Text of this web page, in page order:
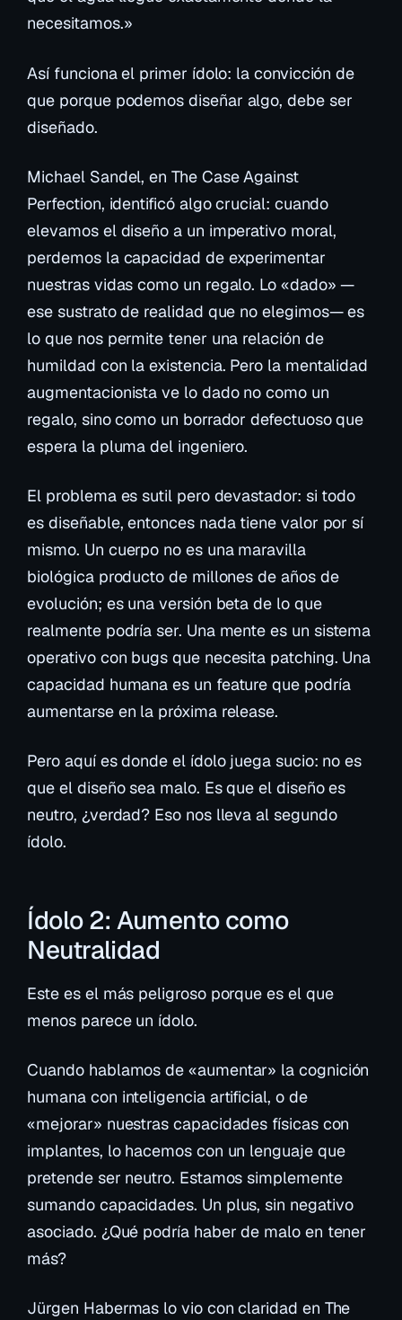
necesitamos.»
Así funciona el primer ídolo: la convicción de
que porque podemos diseñar algo, debe ser
diseñado.
Michael Sandel, enThe Case Against
Perfection, identificó algo crucial: cuando
elevamos el diseño a un imperativo moral,
perdemos la capacidad de experimentar
nuestras vidas como un regalo. Lo «dado» —
ese sustrato de realidad que no elegimos— es
lo que nos permite tener una relación de
humildad con la existencia. Pero la mentalidad
augmentacionista ve lo dado no como un
regalo, sino como un borrador defectuoso que
espera la pluma del ingeniero.
El problema es sutil pero devastador: si todo
es diseñable, entonces nada tiene valor por sí
mismo. Un cuerpo no es una maravilla
biológica producto de millones de años de
evolución; es una versión beta de lo que
realmentepodría ser. Una mente es un sistema
operativo con bugs que necesita patching. Una
capacidad humana es un feature que podría
aumentarse en la próxima release.
Pero aquí es donde el ídolo juega sucio: no es
que el diseño sea malo. Es que el diseño es
neutro, ¿verdad? Eso nos lleva al segundo
ídolo.
Ídolo 2: Aumento como
Neutralidad
Este es el más peligroso porque es el que
menos parece un ídolo.
Cuando hablamos de «aumentar» la cognición
humana con inteligencia artificial, o de
«mejorar» nuestras capacidades físicas con
implantes, lo hacemos con un lenguaje que
pretende ser neutro. Estamos simplemente
sumandocapacidades. Un plus, sin negativo
asociado. ¿Qué podría haber de malo en tener
más?
Jürgen Habermas lo vio con claridad en The